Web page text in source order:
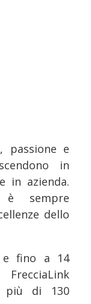
passione e
in
in azienda.
è sempre
dello
e fino a 14
più di 130